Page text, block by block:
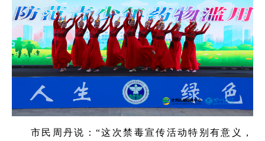
市民周丹说：“这次禁毒宣传活动特别有意义，